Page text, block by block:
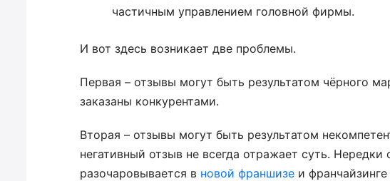
частичным управлением головной фирмы.
И вот здесь возникает две проблемы.
Первая – отзывы могут быть результатом чёрного
заказаны конкурентами.
Вторая – отзывы могут быть результатом
негативный отзыв не всегда отражает суть. Нередки
разочаровывается в новой франшизе и